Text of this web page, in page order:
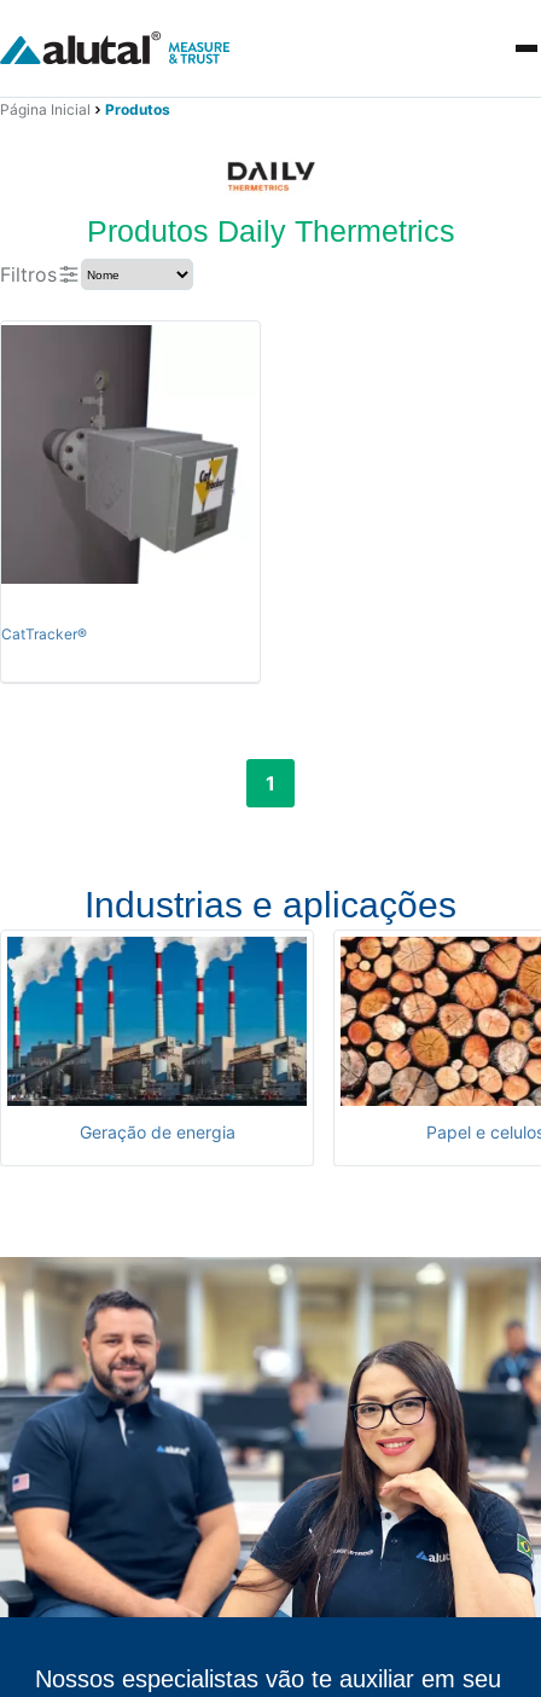
Página Inicial Produtos
Produtos Daily Thermetrics
Filtros
CatTracker®
1
Industrias e aplicações
Geração de energia Papel e
Nossos especialistas vão te auxiliar em seu